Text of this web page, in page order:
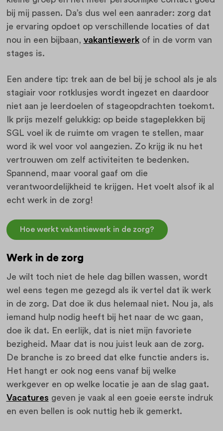
bij mij passen. Da’s dus wel een aanrader: zorg dat
je ervaring opdoet op verschillende locaties of dat
nou in een bijbaan, vakantiewerkof in de vorm van
stages is.
Een andere tip: trek aan de bel bij je school als je als
stagiair voor rotklusjes wordt ingezet en daardoor
niet aan je leerdoelen of stageopdrachten toekomt.
Ik prijs mezelf gelukkig: op beide stageplekken bij
SGL voel ik de ruimte om vragen te stellen, maar
word ik wel voor vol aangezien. Zo krijg ik nu het
vertrouwen om zelf activiteiten te bedenken.
Spannend, maar vooral gaaf om die
verantwoordelijkheid te krijgen. Het voelt alsof ik al
echt werk in de zorg!
Hoe werkt vakantiewerk in de zorg?
Werk in de zorg
Je wilt toch niet de hele dag billen wassen, wordt
wel eens tegen me gezegd als ik vertel dat ik werk
in de zorg. Dat doe ik dus helemaal niet. Nou ja, als
iemand hulp nodig heeft bij het naar de wc gaan,
doe ik dat. En eerlijk, dat is niet mijn favoriete
bezigheid. Maar dat is nou juist leuk aan de zorg.
De branche is zo breed dat elke functie anders is.
Het hangt er ook nog eens vanaf bij welke
werkgever en op welke locatie je aan de slag gaat.
Vacatures geven je vaak al een goeie eerste indruk
en even bellen is ook nuttig heb ik gemerkt.